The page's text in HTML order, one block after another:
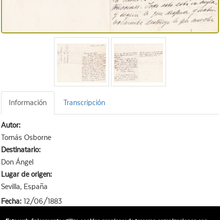
Información Transcripción
Autor:
Tomás Osborne
Destinatario:
Don Ángel
Lugar de origen:
Sevilla, España
Fecha: 12/06/1883